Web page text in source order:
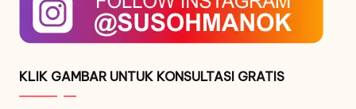
KLIK GAMBAR UNTUK KONSULTASI GRATIS